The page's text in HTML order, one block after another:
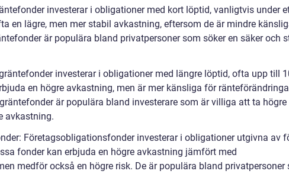
investerar i obligationer med kort löptid, vanligtvis under
en lägre, men mer stabil avkastning, eftersom de är mindre
är populära bland privatpersoner som söker en säker och
investerar i obligationer med längre löptid, ofta upp till
en högre avkastning, men är mer känsliga för
är populära bland investerare som är villiga att ta högre
avkastning.
Företagsobligationsfonder investerar i obligationer utgivna av
fonder kan erbjuda en högre avkastning jämfört med
medför också en högre risk. De är populära bland privatpersoner